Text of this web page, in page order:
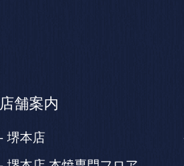
店舗案内
堺本店